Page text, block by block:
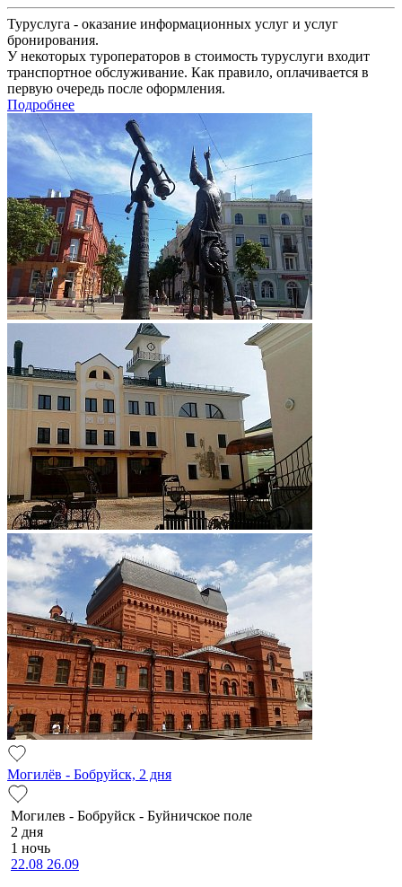
Туруслуга - оказание информационных услуг и услуг
бронирования.
У некоторых туроператоров в стоимость туруслуги входит
транспортное обслуживание. Как правило, оплачивается в
первую очередь после оформления.
Подробнее
Могилёв - Бобруйск, 2 дня
Мо­ги­лев - Бобруйск - Буй­нич­ское по­ле
2 дня
1 ночь
22.08 26.09